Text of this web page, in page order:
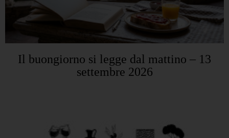
Il buongiorno si legge dal mattino – 13
settembre 2026